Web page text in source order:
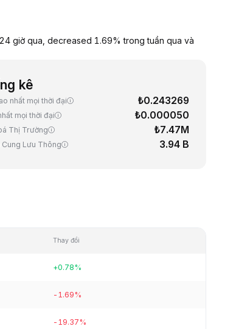
giờ qua, decreased 1.69% trong tuần qua và
kê
nhất mọi thời đại ₺0.243269
mọi thời đại ₺0.000050
Thị Trường ₺7.47M
Cung Lưu Thông 3.94 B
Thay đổi
+0.78%
-1.69%
-19.37%